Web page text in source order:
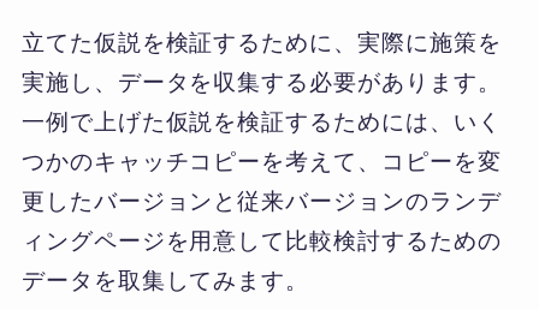
立てた仮説を検証するために、実際に施策を
実施し、データを収集する必要があります。
一例で上げた仮説を検証するためには、いく
つかのキャッチコピーを考えて、コピーを変
更したバージョンと従来バージョンのランデ
ィングページを用意して比較検討するための
データを取集してみます。